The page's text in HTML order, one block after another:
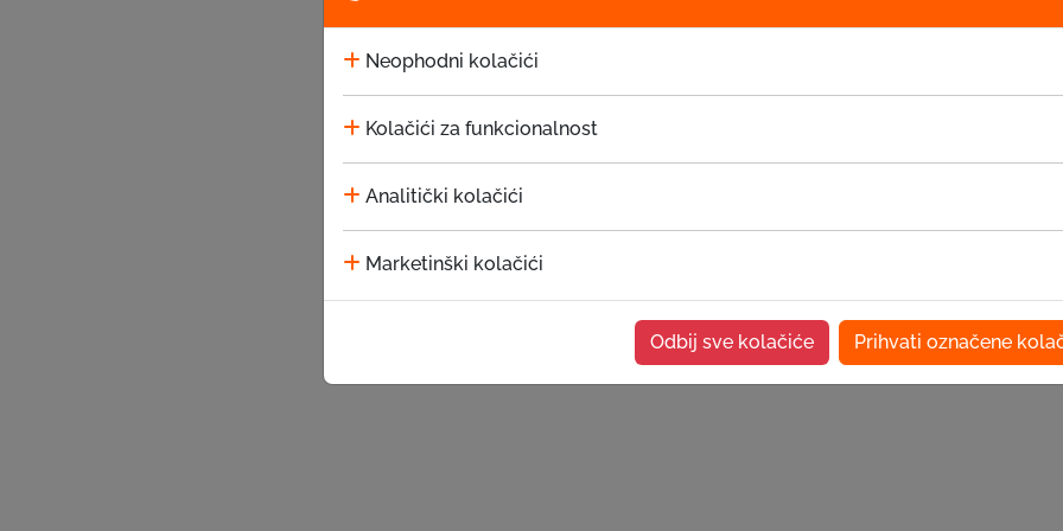
Neophodni kolačići
Kolačići za funkcionalnost
Analitički kolačići
Marketinški kolačići
Odbij sve kolačiće Prihvati označene